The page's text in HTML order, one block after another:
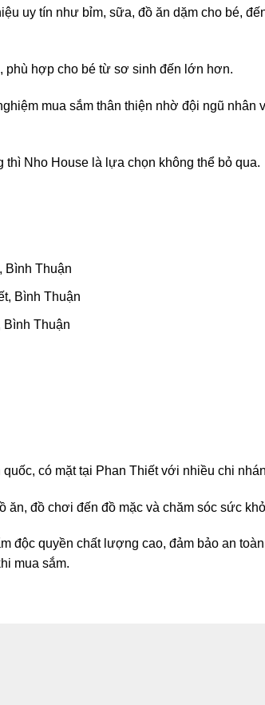
uy tín như bỉm, sữa, đồ ăn dặm cho bé,
phù hợp cho bé từ sơ sinh đến lớn hơn.
mua sắm thân thiện nhờ đội ngũ nhân
Nho House là lựa chọn không thể bỏ qua.
Bình Thuận
Bình Thuận
Bình Thuận
có mặt tại Phan Thiết với nhiều chi
đồ chơi đến đồ mặc và chăm sóc sức
độc quyền chất lượng cao, đảm bảo an
mua sắm.